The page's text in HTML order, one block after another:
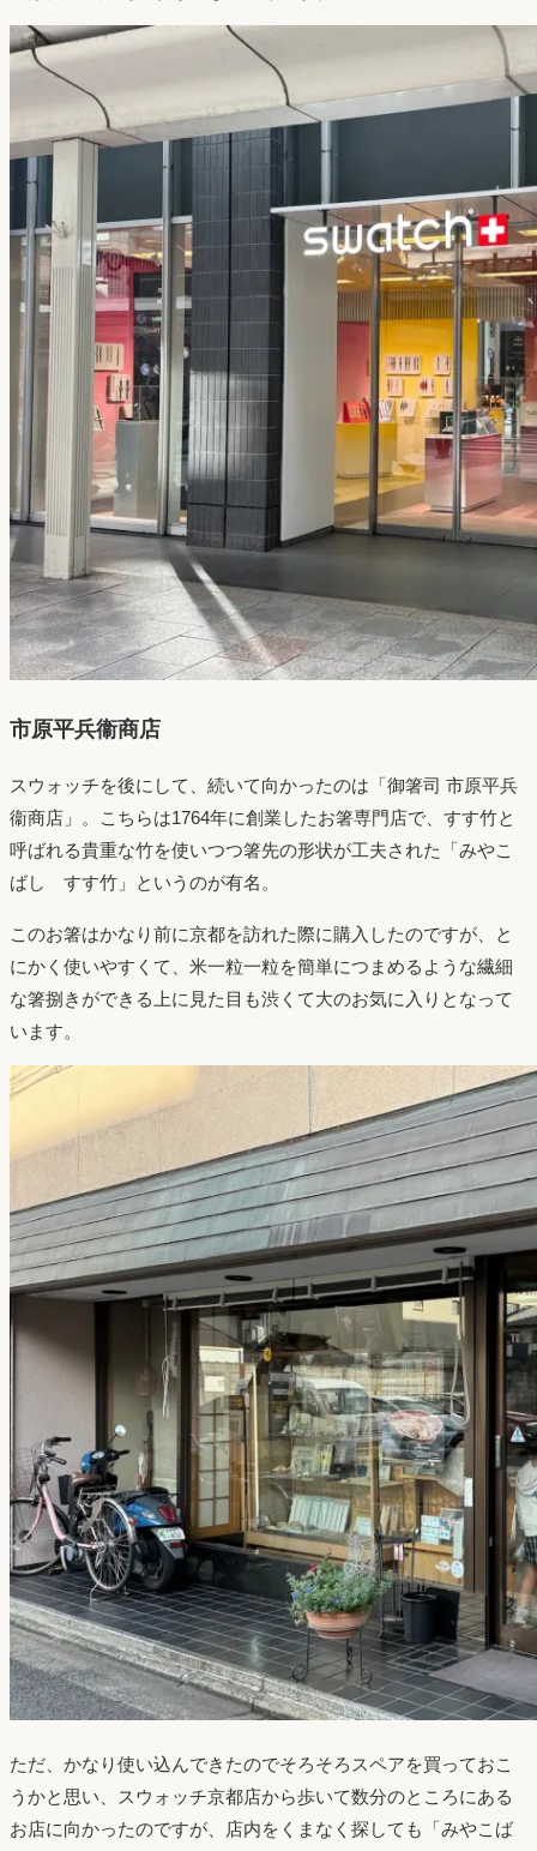
市原平兵衞商店
スウォッチを後にして、続いて向かったのは「御箸司 市原平兵
衞商店」。こちらは1764年に創業したお箸専門店で、すす竹と
呼ばれる貴重な竹を使いつつ箸先の形状が工夫された「みやこ
ばし すす竹」というのが有名。
このお箸はかなり前に京都を訪れた際に購入したのですが、と
にかく使いやすくて、米一粒一粒を簡単につまめるような繊細
な箸捌きができる上に見た目も渋くて大のお気に入りとなって
います。
ただ、かなり使い込んできたのでそろそろスペアを買っておこ
うかと思い、スウォッチ京都店から歩いて数分のところにある
お店に向かったのですが、店内をくまなく探しても「みやこば